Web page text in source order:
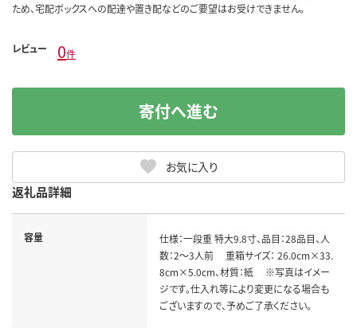
ため、宅配ボックスへの配達や置き配などのご要望はお受けできません。
レビュー 0件
お気に入り
寄付へ進む
返礼品詳細
容量
仕様：一段重 特大9.8寸、品目：28品目、人
数：2～3人前 重箱サイズ： 26.0cm×33.
8cm×5.0cm、材質：紙 ※写真はイメー
ジです。仕入れ等により変更になる場合も
ございますので、予めご了承ください。